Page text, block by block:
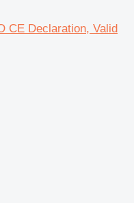
CE Declaration, Valid